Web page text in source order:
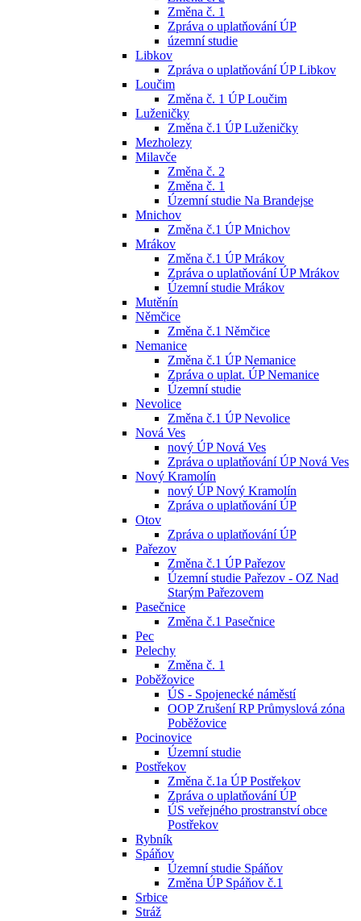
Změna č. 1
Zpráva o uplatňování ÚP
územní studie
Libkov
Zpráva o uplatňování ÚP Libkov
Loučim
Změna č. 1 ÚP Loučim
Luženičky
Změna č.1 ÚP Luženičky
Mezholezy
Milavče
Změna č. 2
Změna č. 1
Územní studie Na Brandejse
Mnichov
Změna č.1 ÚP Mnichov
Mrákov
Změna č.1 ÚP Mrákov
Zpráva o uplatňování ÚP Mrákov
Územní studie Mrákov
Mutěnín
Němčice
Změna č.1 Němčice
Nemanice
Změna č.1 ÚP Nemanice
Zpráva o uplat. ÚP Nemanice
Územní studie
Nevolice
Změna č.1 ÚP Nevolice
Nová Ves
nový ÚP Nová Ves
Zpráva o uplatňování ÚP Nová Ves
Nový Kramolín
nový ÚP Nový Kramolín
Zpráva o uplatňování ÚP
Otov
Zpráva o uplatňování ÚP
Pařezov
Změna č.1 ÚP Pařezov
Územní studie Pařezov - OZ Nad
Starým Pařezovem
Pasečnice
Změna č.1 Pasečnice
Pec
Pelechy
Změna č. 1
Poběžovice
ÚS - Spojenecké náměstí
OOP Zrušení RP Průmyslová zóna
Poběžovice
Pocinovice
Územní studie
Postřekov
Změna č.1a ÚP Postřekov
Zpráva o uplatňování ÚP
ÚS veřejného prostranství obce
Postřekov
Rybník
Spáňov
Územní studie Spáňov
Změna ÚP Spáňov č.1
Srbice
Stráž